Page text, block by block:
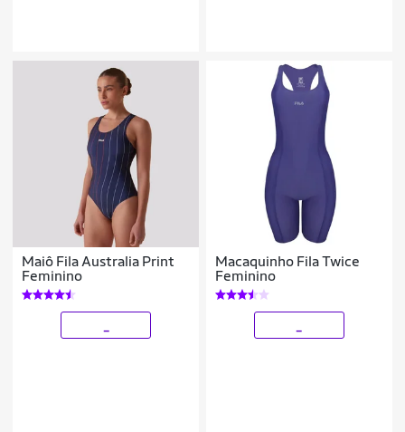
Maiô Fila Australia Print
Feminino
Macaquinho Fila Twice
Feminino